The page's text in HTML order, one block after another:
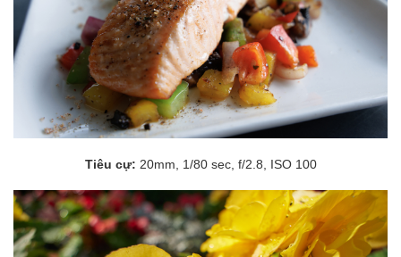
Tiêu cự: 20mm, 1/80 sec, f/2.8, ISO 100